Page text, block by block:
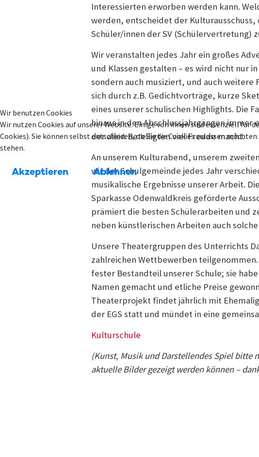
Interessierten erworben werden kann.
werden, entscheidet der Kulturausschuss,
Schüler/innen der SV (Schülervertretung)
Wir veranstalten jedes Jahr ein großes
und Klassen gestalten – es wird nicht nur
sondern auch musiziert, und auch weitere
sich durch z.B. Gedichtvorträge, kurze
eines unserer schulischen Highlights. Die
hinaus in den Abschlussjahrgängen immer
der allen Beteiligten viel Freude macht.
An unserem Kulturabend, unserem
wir der Schulgemeinde jedes Jahr
musikalische Ergebnisse unserer Arbeit.
Sparkasse Odenwaldkreis geförderte
prämiert die besten Schülerarbeiten und
neben künstlerischen Arbeiten auch
Unsere Theatergruppen des Unterrichts
zahlreichen Wettbewerben teilgenommen.
fester Bestandteil unserer Schule; sie
Namen gemacht und etliche Preise
Theaterprojekt findet jährlich mit
der EGS statt und mündet in eine
Kulturschule
(Kunst, Musik und Darstellendes Spiel bitte
aktuelle Bilder gezeigt werden können –
Wir benutzen Cookies
Wir nutzen Cookies auf unserer Website. Einige von ihnen sind essenziell für
Cookies). Sie können selbst entscheiden, ob Sie die Cookies zulassen
stehen.
Akzeptieren Ablehnen